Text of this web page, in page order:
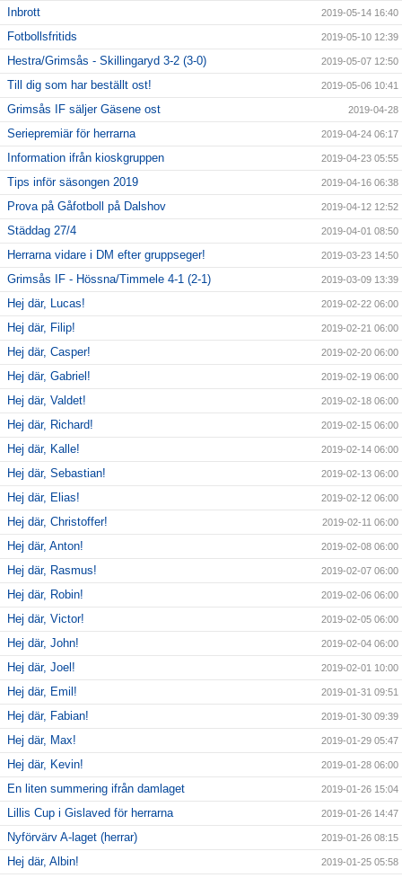
Inbrott 2019-05-14 16:40
Fotbollsfritids 2019-05-10 12:39
Hestra/Grimsås - Skillingaryd 3-2 (3-0) 2019-05-07 12:50
Till dig som har beställt ost! 2019-05-06 10:41
Grimsås IF säljer Gäsene ost 2019-04-28
Seriepremiär för herrarna 2019-04-24 06:17
Information ifrån kioskgruppen 2019-04-23 05:55
Tips inför säsongen 2019 2019-04-16 06:38
Prova på Gåfotboll på Dalshov 2019-04-12 12:52
Städdag 27/4 2019-04-01 08:50
Herrarna vidare i DM efter gruppseger! 2019-03-23 14:50
Grimsås IF - Hössna/Timmele 4-1 (2-1) 2019-03-09 13:39
Hej där, Lucas! 2019-02-22 06:00
Hej där, Filip! 2019-02-21 06:00
Hej där, Casper! 2019-02-20 06:00
Hej där, Gabriel! 2019-02-19 06:00
Hej där, Valdet! 2019-02-18 06:00
Hej där, Richard! 2019-02-15 06:00
Hej där, Kalle! 2019-02-14 06:00
Hej där, Sebastian! 2019-02-13 06:00
Hej där, Elias! 2019-02-12 06:00
Hej där, Christoffer! 2019-02-11 06:00
Hej där, Anton! 2019-02-08 06:00
Hej där, Rasmus! 2019-02-07 06:00
Hej där, Robin! 2019-02-06 06:00
Hej där, Victor! 2019-02-05 06:00
Hej där, John! 2019-02-04 06:00
Hej där, Joel! 2019-02-01 10:00
Hej där, Emil! 2019-01-31 09:51
Hej där, Fabian! 2019-01-30 09:39
Hej där, Max! 2019-01-29 05:47
Hej där, Kevin! 2019-01-28 06:00
En liten summering ifrån damlaget 2019-01-26 15:04
Lillis Cup i Gislaved för herrarna 2019-01-26 14:47
Nyförvärv A-laget (herrar) 2019-01-26 08:15
Hej där, Albin! 2019-01-25 05:58